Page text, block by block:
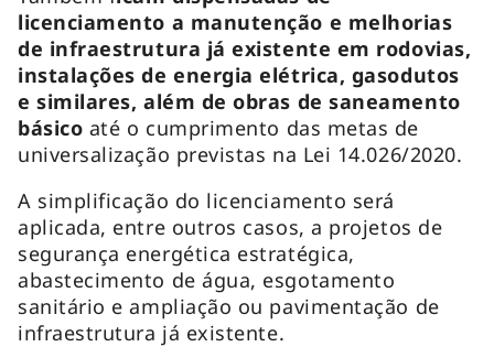
licenciamento a manutenção e melhorias
de infraestrutura já existente em rodovias,
instalações de energia elétrica, gasodutos
e similares, além de obras de saneamento
básico até o cumprimento das metas de
universalização previstas na Lei 14.026/2020.
A simplificação do licenciamento será
aplicada, entre outros casos, a projetos de
segurança energética estratégica,
abastecimento de água, esgotamento
sanitário e ampliação ou pavimentação de
infraestrutura já existente.